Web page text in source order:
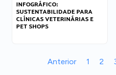
INFOGRÁFICO:
SUSTENTABILIDADE PARA
CLÍNICAS VETERINÁRIAS E
PET SHOPS
Anterior 1 2